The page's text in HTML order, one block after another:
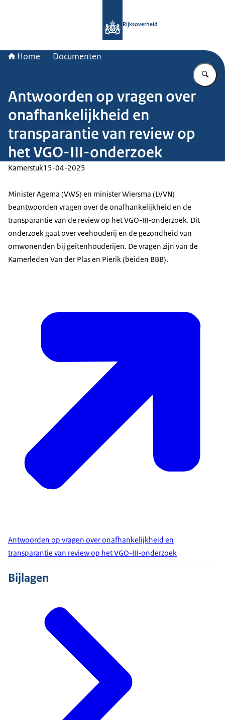
Rijksoverheid
Home Documenten
Antwoorden op vragen over
onafhankelijkheid en
transparantie van review op
het VGO-III-onderzoek
Kamerstuk15-04-2025
Minister Agema (VWS) en minister Wiersma (LVVN)
beantwoorden vragen over de onafhankelijkheid en de
transparantie van de review op het VGO-III-onderzoek. Dit
onderzoek gaat over veehouderij en de gezondheid van
omwonenden bij geitenhouderijen. De vragen zijn van de
Kamerleden Van der Plas en Pierik (beiden BBB).
Antwoorden op vragen over onafhankelijkheid en
transparantie van review op het VGO-III-onderzoek
Bijlagen